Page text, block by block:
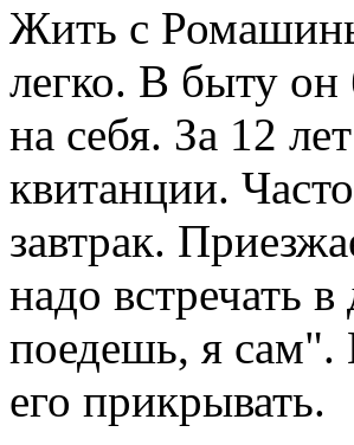
Жить с
легко. В быту он
на себя. За 12
квитанции.
завтрак.
надо встречать
поедешь, я сам".
его прикрывать.